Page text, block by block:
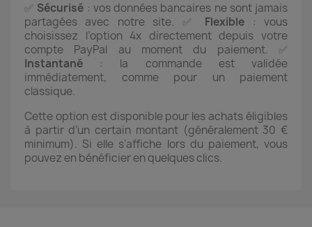
✅ Sécurisé : vos données bancaires ne sont jamais
partagées avec notre site. ✅ Flexible : vous
choisissez l’option 4x directement depuis votre
compte PayPal au moment du paiement. ✅
Instantané : la commande est validée
immédiatement, comme pour un paiement
classique.
Cette option est disponible pour les achats éligibles
à partir d’un certain montant (généralement 30 €
minimum). Si elle s’affiche lors du paiement, vous
pouvez en bénéficier en quelques clics.